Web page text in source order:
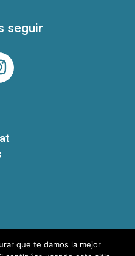
seguir
que te damos la mejor